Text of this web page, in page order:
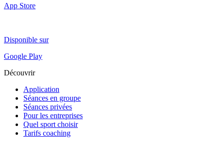
App Store
Disponible sur
Google Play
Découvrir
Application
Séances en groupe
Séances privées
Pour les entreprises
Quel sport choisir
Tarifs coaching